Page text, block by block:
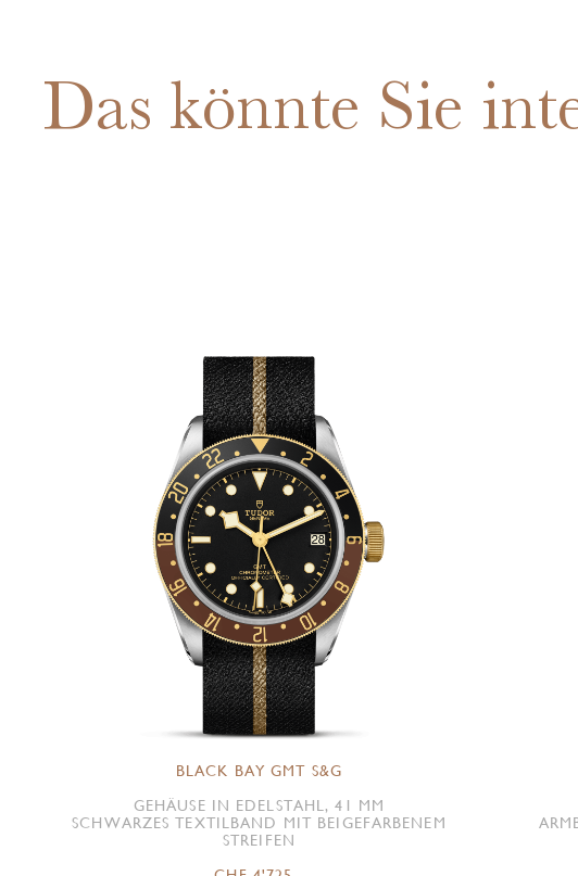
Das könnte Sie
BLACK BAY GMT S&G
GEHÄUSE IN EDELSTAHL, 41 MM
SCHWARZES TEXTILBAND MIT BEIGEFARBENEM
STREIFEN